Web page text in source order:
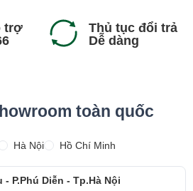
trợ
Thủ tục đổi trả
Dễ dàng
toàn quốc
Hà Nội Hồ Chí Minh
- P.Phú Diễn - Tp.Hà Nội